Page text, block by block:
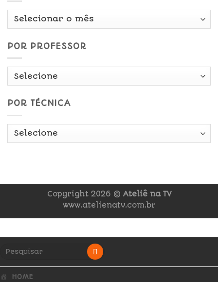
Por
POR PROFESSOR
POR TÉCNICA
Copyright 2026 © Ateliê na TV
www.atelienatv.com.br
HOME